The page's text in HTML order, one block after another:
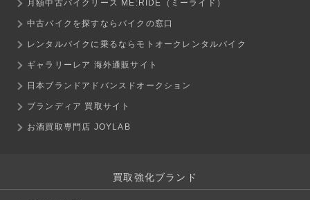
月額中古バイクリース ME:RIDE（ミーライド）
中古バイクを探すならバイクの窓口
レンタルバイクに乗るならモトオークレンタルバイク
ギャラリーレア 海外通販サイト
日本ブランドアドバンスドオークション
ブランディア 買取サイト
お酒買取専門店 JOYLAB
買取強化ブランド